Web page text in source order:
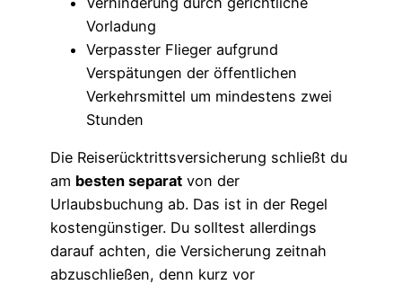
Vorladung
Verpasster Flieger aufgrund
Verspätungen der öffentlichen
Verkehrsmittel um mindestens zwei
Stunden
Die Reiserücktrittsversicherung schließt du
am besten separat von der
Urlaubsbuchung ab. Das ist in der Regel
kostengünstiger. Du solltest allerdings
darauf achten, die Versicherung zeitnah
abzuschließen, denn kurz vor